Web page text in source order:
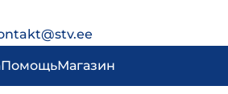
ПомощьМагазин